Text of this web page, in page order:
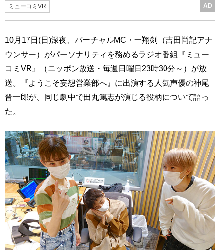
ミューコミVR AD
10月17日(日)深夜、バーチャルMC・一翔剣（吉田尚記アナ
ウンサー）がパーソナリティを務めるラジオ番組『ミュー
コミVR』（ニッポン放送・毎週日曜日23時30分～）が放
送。『ようこそ妄想営業部へ』に出演する人気声優の神尾
晋一郎が、同じ劇中で田丸篤志が演じる役柄について語っ
た。